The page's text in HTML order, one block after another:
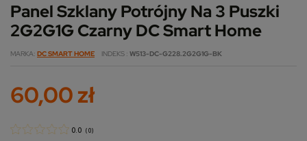
Panel Szklany Potrójny Na 3 Puszki
2G2G1G Czarny DC Smart Home
MARKA DC SMART HOME INDEKS W513-DC-G228.2G2G1G-BK
60,00 zł
0.0 ( 0)